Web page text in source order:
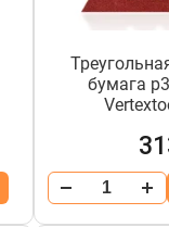
бумага